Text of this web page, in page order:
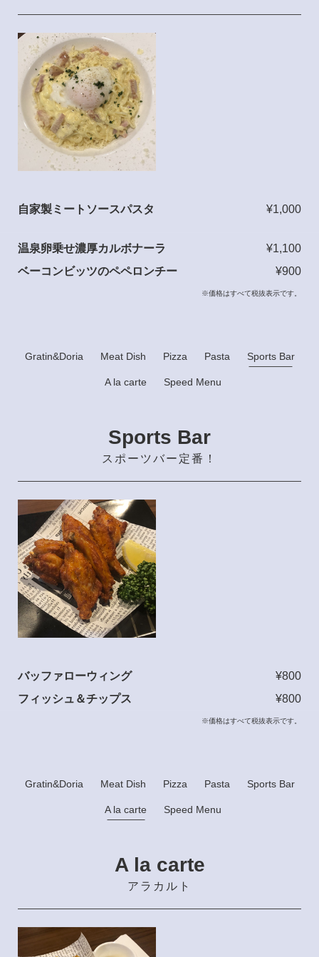
自家製ミートソースパスタ ¥1,000
温泉卵乗せ濃厚カルボナーラ
¥1,100
ベーコンビッツのペペロンチー
¥900
※価格はすべて税抜表示です。
Gratin&Doria Meat Dish Pizza Pasta Sports Bar
A la carte Speed Menu
Sports Bar
スポーツバー定番！
バッファローウィング
¥800
フィッシュ＆チップス
¥800
※価格はすべて税抜表示です。
Gratin&Doria Meat Dish Pizza Pasta Sports Bar
A la carte Speed Menu
A la carte
アラカルト